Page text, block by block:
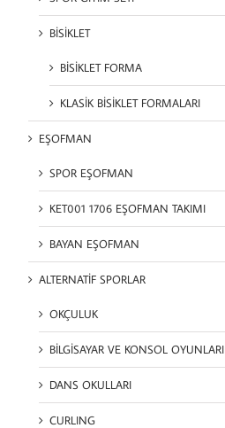
BİSİKLET
BİSİKLET FORMA
KLASİK BİSİKLET FORMALARI
EŞOFMAN
SPOR EŞOFMAN
KET001 1706 EŞOFMAN TAKIMI
BAYAN EŞOFMAN
ALTERNATİF SPORLAR
OKÇULUK
BİLGİSAYAR VE KONSOL OYUNLARI
DANS OKULLARI
CURLING